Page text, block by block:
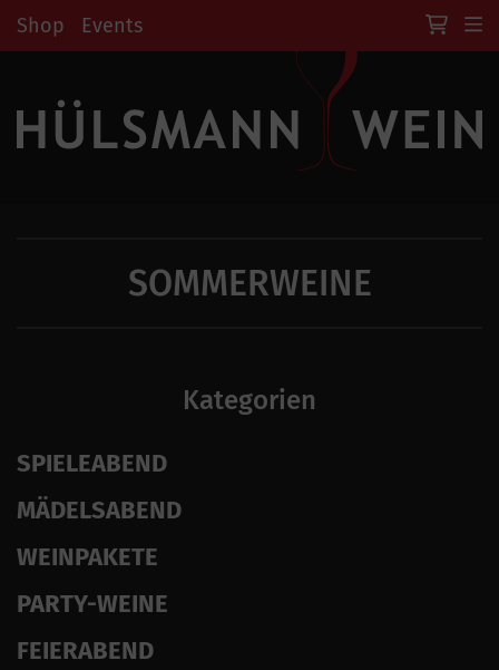
Shop Events
SOMMERWEINE
Kategorien
SPIELEABEND
MÄDELSABEND
WEINPAKETE
PARTY-WEINE
FEIERABEND